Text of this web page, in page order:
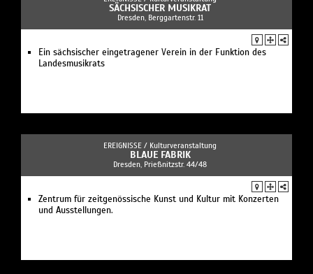
SÄCHSISCHER MUSIKRAT
Dresden, Berggartenstr. 11
Ein sächsischer eingetragener Verein in der Funktion des
Landesmusikrats
EREIGNISSE / Kulturveranstaltung
BLAUE FABRIK
Dresden, Prießnitzstr. 44/48
Zentrum für zeitgenössische Kunst und Kultur mit Konzerten
und Ausstellungen.